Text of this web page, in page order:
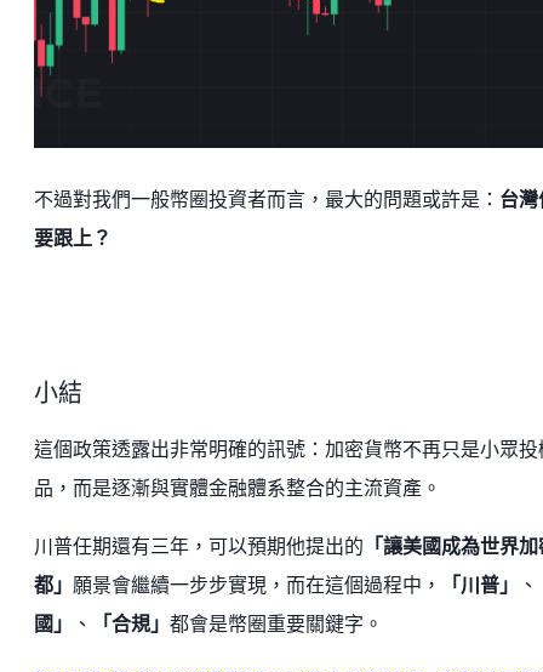
不過對我們一般幣圈投資者而言，最大的問題或許是： 台灣
要跟上？
小結
這個政策透露出非常明確的訊號：加密貨幣不再只是小眾投
品，而是逐漸與實體金融體系整合的主流資產。
川普任期還有三年，可以預期他提出的 「讓美國成為世界
都」 願景會繼續一步步實現，而在這個過程中， 「川普」 、
國」
、 「合規」 都會是幣圈重要關鍵字。